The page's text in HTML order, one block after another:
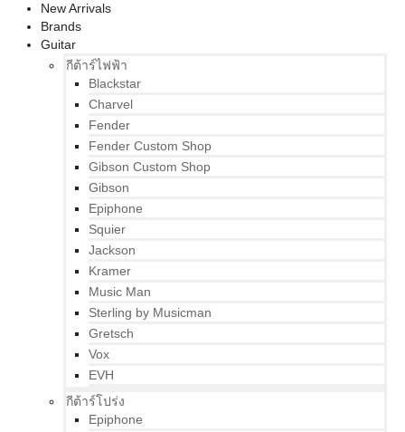
New Arrivals
Brands
Guitar
กีต้าร์ไฟฟ้า
Blackstar
Charvel
Fender
Fender Custom Shop
Gibson Custom Shop
Gibson
Epiphone
Squier
Jackson
Kramer
Music Man
Sterling by Musicman
Gretsch
Vox
EVH
กีต้าร์โปร่ง
Epiphone